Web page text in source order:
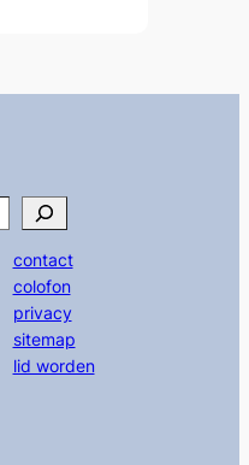
contact
colofon
privacy
sitemap
lid worden